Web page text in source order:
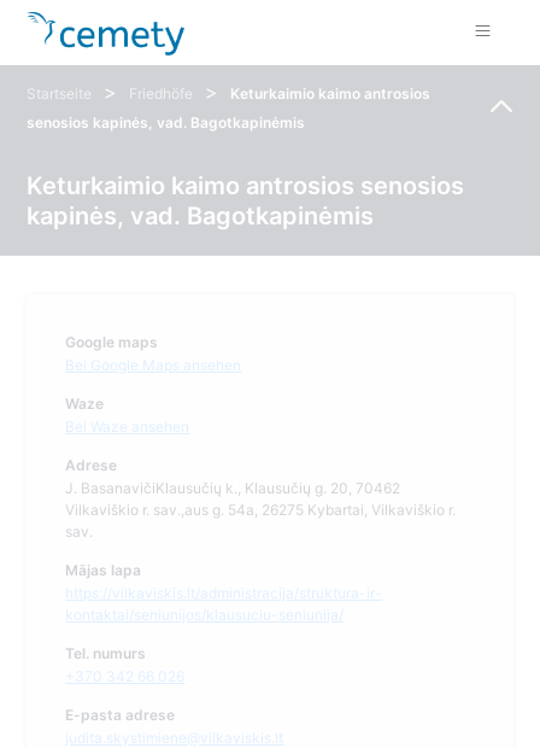
Startseite > Friedhöfe >
Keturkaimio kaimo antrosios
senosios kapinės, vad. Bagotkapinėmis
Keturkaimio kaimo antrosios senosios
kapinės, vad. Bagotkapinėmis
Google maps
Bei Google Maps ansehen
Waze
Bei Waze ansehen
Adrese
J. BasanavičiKlausučių k., Klausučių g. 20, 70462
Vilkaviškio r. sav.,aus g. 54a, 26275 Kybartai, Vilkaviškio r.
sav.
Mājas lapa
https://vilkaviskis.lt/administracija/struktura-ir-
kontaktai/seniunijos/klausuciu-seniunija/
Tel. numurs
+370 342 66 026
E-pasta adrese
judita.skystimiene@vilkaviskis.lt